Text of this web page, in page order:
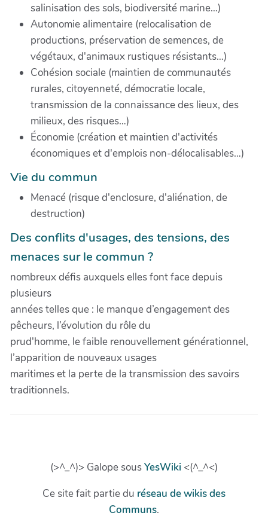
salinisation des sols, biodiversité marine…)
Autonomie alimentaire (relocalisation de
productions, préservation de semences, de
végétaux, d'animaux rustiques résistants…)
Cohésion sociale (maintien de communautés
rurales, citoyenneté, démocratie locale,
transmission de la connaissance des lieux, des
milieux, des risques…)
Économie (création et maintien d'activités
économiques et d'emplois non-délocalisables…)
Vie du commun
Menacé (risque d'enclosure, d'aliénation, de
destruction)
Des conflits d'usages, des tensions, des
menaces sur le commun ?
nombreux défis auxquels elles font face depuis
plusieurs
années telles que : le manque d’engagement des
pêcheurs, l’évolution du rôle du
prud'homme, le faible renouvellement générationnel,
l’apparition de nouveaux usages
maritimes et la perte de la transmission des savoirs
traditionnels.
(>^_^)> Galope sousYesWiki <(^_^<)
Ce site fait partie du réseau de wikis des
Communs.